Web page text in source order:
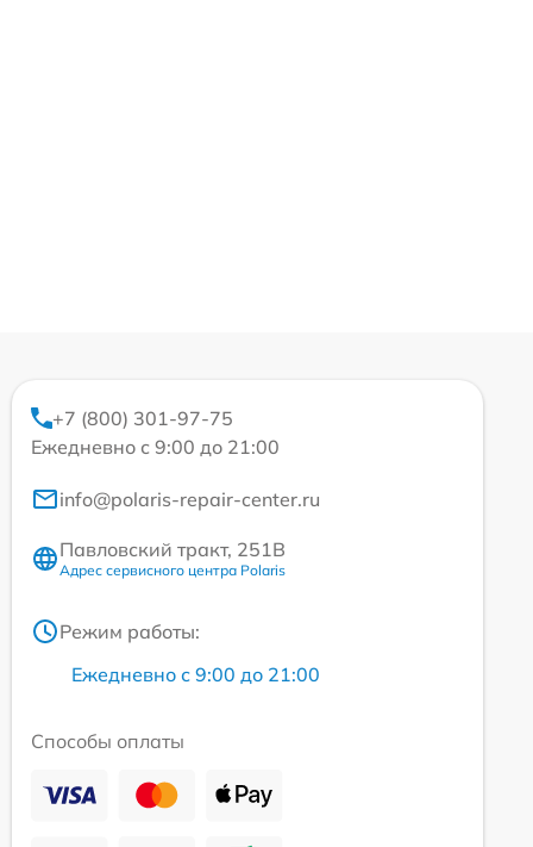
+7 (800) 301-97-75
Ежедневно с 9:00 до 21:00
info@polaris-repair-center.ru
Павловский тракт, 251В
Адрес сервисного центра Polaris
Режим работы:
Ежедневно с 9:00 до 21:00
Способы оплаты